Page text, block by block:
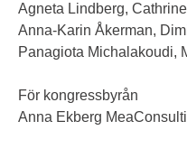
Agneta Lindberg,
Anna-Karin Åkerman,
Panagiota Michalakoudi,
För kongressbyrån
Anna Ekberg